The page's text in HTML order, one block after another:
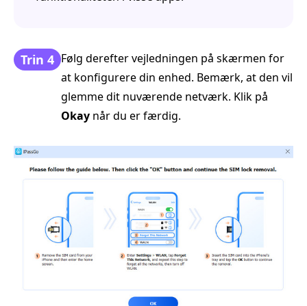
Trin 4 Følg derefter vejledningen på skærmen for
at konfigurere din enhed. Bemærk, at den vil
glemme dit nuværende netværk. Klik på
Okay når du er færdig.